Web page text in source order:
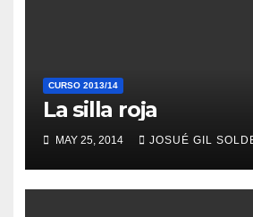
CURSO 2013/14
La silla roja
MAY 25, 2014 JOSUÉ GIL